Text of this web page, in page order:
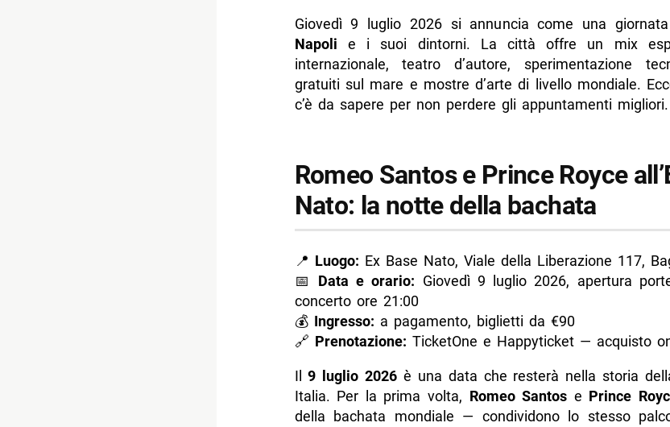
- Ebbanesis in “Ebbanepolis” al Teatro Area Nord: Napoli tra
- Coca-Cola Pizza Village 2026 a Pozzuoli: pizza, musica e
- Mostre d’arte a Napoli: da Shepard Fairey all’astrattismo
-- Scopri di più da Napolike.it
Giovedì 9 luglio 2026 si annuncia come una
Napoli e i suoi dintorni. La città offre un mix
internazionale, teatro d’autore, sperimentazione
gratuiti sul mare e mostre d’arte di livello mondiale.
c’è da sapere per non perdere gli appuntamenti migliori.
Romeo Santos e Prince Royce
Nato: la notte della bachata
📍 Luogo: Ex Base Nato, Viale della Liberazione 117,
📅 Data e orario: Giovedì 9 luglio 2026, apertura
concerto ore 21:00
💰 Ingresso: a pagamento, biglietti da €90
🔗 Prenotazione: TicketOne e Happyticket — acquisto
Il9 luglio 2026 è una data che resterà nella storia
Italia. Per la prima volta, Romeo Santos e Prince
della bachata mondiale — condividono lo stesso